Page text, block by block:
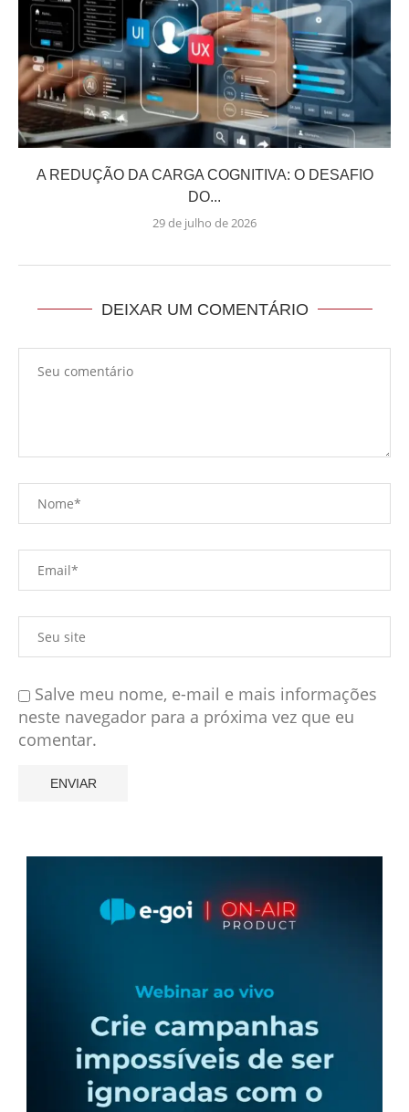
A REDUÇÃO DA CARGA COGNITIVA: O DESAFIO
DO...
29 de julho de 2026
DEIXAR UM COMENTÁRIO
Salve meu nome, e-mail e mais informações
neste navegador para a próxima vez que eu
comentar.